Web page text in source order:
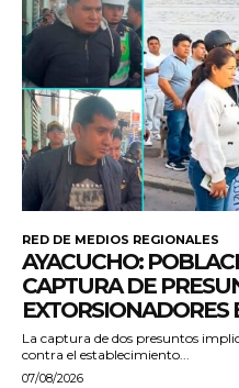
RED DE MEDIOS REGIONALES
AYACUCHO:
CAPTURA DE
La captura de dos presuntos
contra el establecimiento...
07/08/2026